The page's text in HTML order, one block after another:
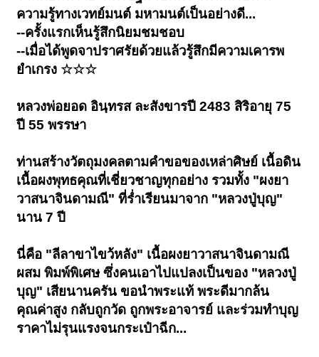
ความรู้ทางเวทย์มนต์ มหามนต์เป็นอย่างดี...
--ครั้งแรกเห็นรู้สึกนิยมชมชอบ
--เมื่อได้พูดจาปราศรัยด้วยแล้วรู้สึกมีความเคารพ
ยำเกรง ☆☆☆
หลวงพ่อยอด อินฺทรส ละสังขารปี 2483 สิริอายุ 75
ปี 55 พรรษา
ท่านสร้างวัตถุมงคลตามคำขอของเหล่าศิษย์ เนื้อดิน
เนื้อผงพุทธคุณที่เชี่ยวชาญทุกอย่าง รวมทั้ง "ผงยา
วาสนาจินดามณี" ที่ร่ำเรียนมาจาก "หลวงปู่บุญ"
นาน 7 ปี
นี่คือ "ลีลาขาไขว้หลัง" เนื้อผงยาวาสนาจินดามณี
ผสม พิมพ์พิเศษ ซึ่งคนเอาไปแปลงเป็นของ "หลวงปู่
บุญ" เสียนานครัน ขอนำพระแท้ พระดีมากล้น
คุณค่าสูง กลับถูกวัด ถูกพระอาจารย์ และร่วมทำบุญ
ราคาไม่รุนแรงจนกระเป๋าฉีก...